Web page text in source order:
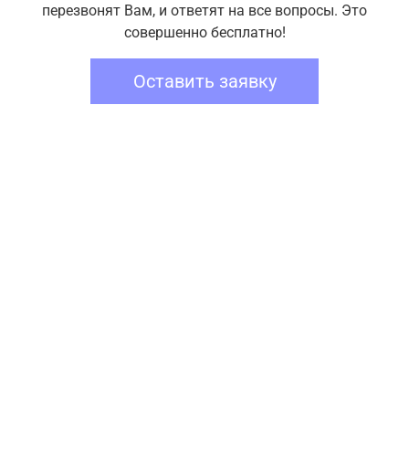
перезвонят Вам, и ответят на все вопросы. Это
совершенно бесплатно!
Оставить заявку